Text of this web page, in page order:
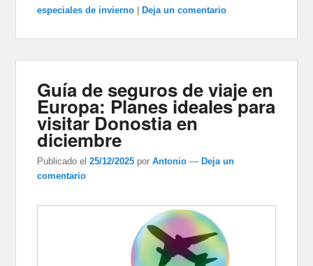
especiales de invierno
Deja un comentario
Guía de seguros de viaje en
Europa: Planes ideales para
visitar Donostia en
diciembre
Publicado el 25/12/2025 porAntonio — Deja un
comentario